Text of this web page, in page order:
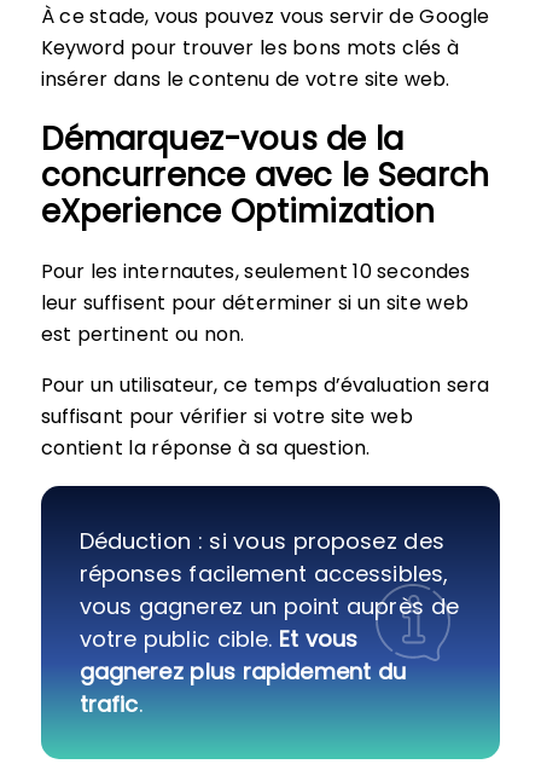
À ce stade, vous pouvez vous servir de Google
Keyword pour trouver les bons mots clés à
insérer dans le contenu de votre site web.
Démarquez-vous de la
concurrence avec le Search
eXperience Optimization
Pour les internautes, seulement 10 secondes
leur suffisent pour déterminer si un site web
est pertinent ou non.
Pour un utilisateur, ce temps d’évaluation sera
suffisant pour vérifier si votre site web
contient la réponse à sa question.
Déduction : si vous proposez des
réponses facilement accessibles,
vous gagnerez un point auprès de
votre public cible. Et vous
gagnerez plus rapidement du
trafic.